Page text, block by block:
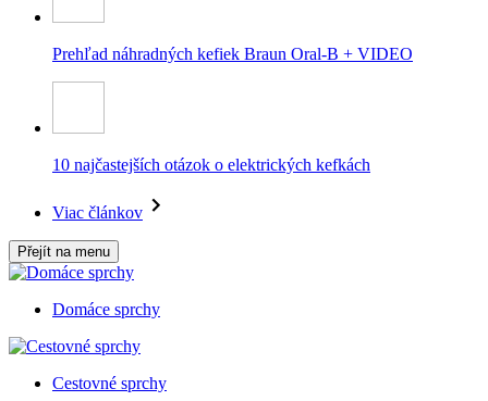
Prehľad náhradných kefiek Braun Oral-B + VIDEO
10 najčastejších otázok o elektrických kefkách
Viac článkov
Přejít na menu
Domáce sprchy
Cestovné sprchy